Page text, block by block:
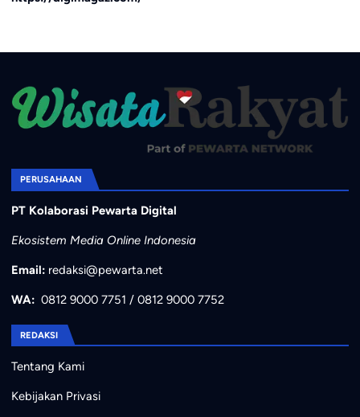
PERUSAHAAN
PT Kolaborasi Pewarta Digital
Ekosistem Media Online Indonesia
Email: redaksi@pewarta.net
WA: 0812 9000 7751 / 0812 9000 7752
REDAKSI
Tentang Kami
Kebijakan Privasi